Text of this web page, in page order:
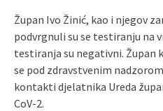
Župan Ivo Žinić, kao i njegov
podvrgnuli su se testiranju na
testiranja su negativni. Župan
se pod zdravstvenim
kontakti djelatnika Ureda
CoV-2.